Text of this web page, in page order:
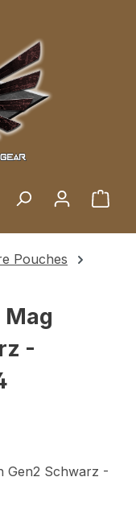
Pouches
Mag
-